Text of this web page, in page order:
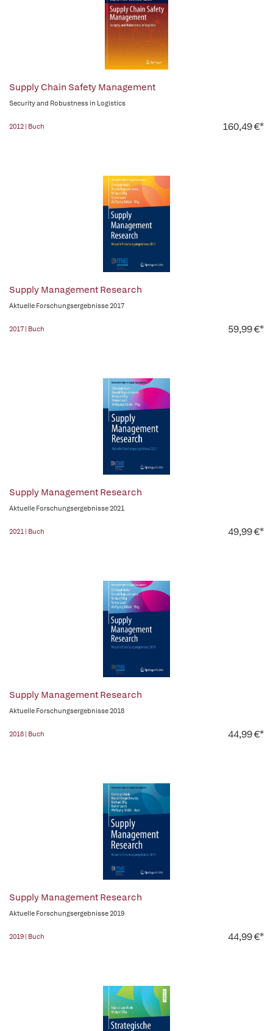
Supply Chain Safety Management
Security and Robustness in Logistics
2012 | Buch 160,49 €*
Supply Management Research
Aktuelle Forschungsergebnisse 2017
2017 | Buch 59,99 €*
Supply Management Research
Aktuelle Forschungsergebnisse 2021
2021 | Buch 49,99 €*
Supply Management Research
Aktuelle Forschungsergebnisse 2018
2018 | Buch 44,99 €*
Supply Management Research
Aktuelle Forschungsergebnisse 2019
2019 | Buch 44,99 €*